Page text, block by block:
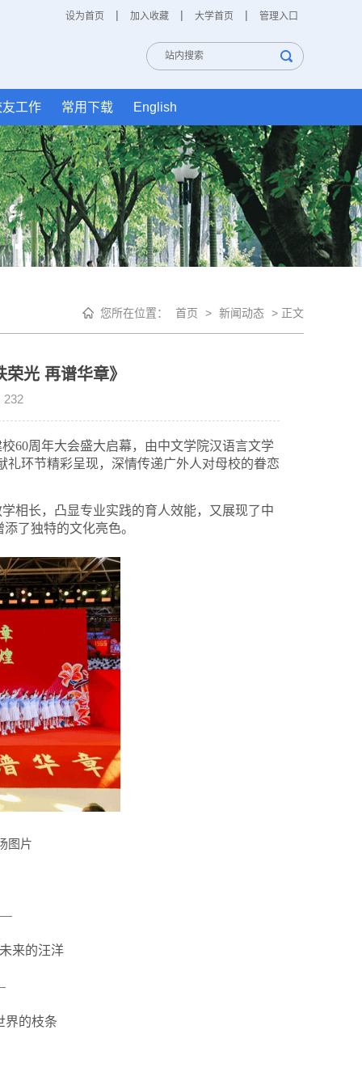
管理入口
|
大学首页
|
加入收藏
|
设为首页
友工作 常用下载 English
您所在位置： 首页 > 新闻动态 > 正文
光 再谱华章》
232
60周年大会盛大启幕，由中文学院汉语言文学
环节精彩呈现，深情传递广外人对母校的眷恋
相长，凸显专业实践的育人效能，又展现了中
了独特的文化亮色。
图片
来的汪洋
界的枝条